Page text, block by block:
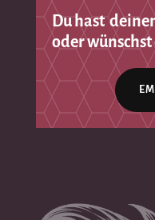
Du hast
oder